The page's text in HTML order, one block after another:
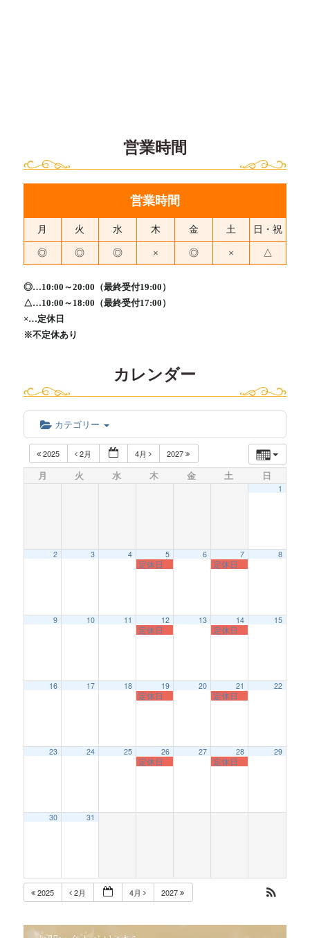
営業時間
営業時間
月 火 水 木 金 土 日・祝
◎ ◎ ◎ × ◎ × △
◎…10:00～20:00（最終受付19:00）
△…10:00～18:00（最終受付17:00）
×…定休日
※不定休あり
カレンダー
カテゴリー
2025 2月 4月 2027
月 火 水 木 金 土 日
1
2 3 4 5
定休日
6 7
定休日
8
9 10 11 12
定休日
13 14
定休日
15
16 17 18 19
定休日
20 21
定休日
22
23 24 25 26
定休日
27 28
定休日
29
30 31
2025 2月 4月 2027